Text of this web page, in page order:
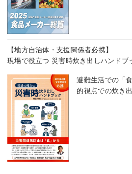
【地方自治体・支援関係者必携】
現場で役立つ 災害時炊き出しハンドブ
避難生活での「
的視点での炊き